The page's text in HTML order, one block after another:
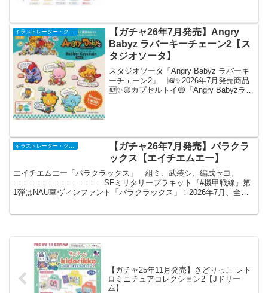
イラストレーター・クリエイター
【ガチャ26年7月発売】Angry
Babyz ラバーキーチェーン2【ス
タジオソータ】
スタジオソータ「Angry Babyz ラバーキ
ーチェーン2」 🆕✨2026年7月発売商品
🆕✨🟡カプセルトイ🟡『Angry Babyzラバ
イラストレーター・クリエイター
【ガチャ26年7月発売】パラクラ
ックス【エイチエムエー】
エイチエムエー「パラクラックス」 組ミ、武装シ、編成セヨ。
===================SFミリタリープラキット『#機甲戦線』第
1弾はNAU軍ヴィンファント「パラクラックス」！2026年7月、全国
【ガチャ25年11月発売】きどりっこ レト
ロミニチュアコレクション2【Jドリー
ム】